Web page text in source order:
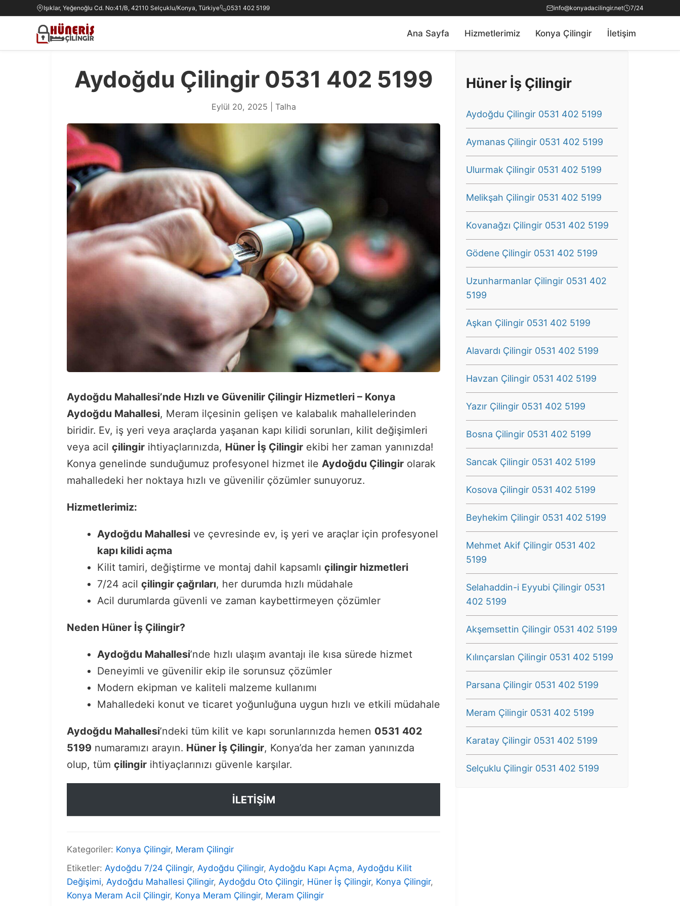
Işıklar, Yeğenoğlu Cd. No:41/B, 42110 Selçuklu/Konya, Türkiye 0531 402 5199 info@konyadacilingir.net 7/24
Ana Sayfa Hizmetlerimiz Konya Çilingir İletişim
Aydoğdu Çilingir 0531 402 5199
Eylül 20, 2025 | Talha
Aydoğdu Mahallesi’nde Hızlı ve Güvenilir Çilingir Hizmetleri – Konya
Aydoğdu Mahallesi, Meram ilçesinin gelişen ve kalabalık mahallelerinden
biridir. Ev, iş yeri veya araçlarda yaşanan kapı kilidi sorunları, kilit değişimleri
veya acil çilingir ihtiyaçlarınızda, Hüner İş Çilingir ekibi her zaman yanınızda!
Konya genelinde sunduğumuz profesyonel hizmet ile Aydoğdu Çilingir olarak
mahalledeki her noktaya hızlı ve güvenilir çözümler sunuyoruz.
Hizmetlerimiz:
Aydoğdu Mahallesi ve çevresinde ev, iş yeri ve araçlar için profesyonel
kapı kilidi açma
Kilit tamiri, değiştirme ve montaj dahil kapsamlı çilingir hizmetleri
7/24 acil çilingir çağrıları, her durumda hızlı müdahale
Acil durumlarda güvenli ve zaman kaybettirmeyen çözümler
Neden Hüner İş Çilingir?
Aydoğdu Mahallesi’nde hızlı ulaşım avantajı ile kısa sürede hizmet
Deneyimli ve güvenilir ekip ile sorunsuz çözümler
Modern ekipman ve kaliteli malzeme kullanımı
Mahalledeki konut ve ticaret yoğunluğuna uygun hızlı ve etkili müdahale
Aydoğdu Mahallesi’ndeki tüm kilit ve kapı sorunlarınızda hemen 0531 402
5199 numaramızı arayın. Hüner İş Çilingir, Konya’da her zaman yanınızda
olup, tüm çilingir ihtiyaçlarınızı güvenle karşılar.
İLETİŞİM
Kategoriler: Konya Çilingir, Meram Çilingir
Etiketler: Aydoğdu 7/24 Çilingir, Aydoğdu Çilingir, Aydoğdu Kapı Açma, Aydoğdu Kilit
Değişimi, Aydoğdu Mahallesi Çilingir, Aydoğdu Oto Çilingir, Hüner İş Çilingir, Konya Çilingir,
Konya Meram Acil Çilingir, Konya Meram Çilingir, Meram Çilingir
Hüner İş Çilingir
Aydoğdu Çilingir 0531 402 5199
Aymanas Çilingir 0531 402 5199
Uluırmak Çilingir 0531 402 5199
Melikşah Çilingir 0531 402 5199
Kovanağzı Çilingir 0531 402 5199
Gödene Çilingir 0531 402 5199
Uzunharmanlar Çilingir 0531 402
5199
Aşkan Çilingir 0531 402 5199
Alavardı Çilingir 0531 402 5199
Havzan Çilingir 0531 402 5199
Yazır Çilingir 0531 402 5199
Bosna Çilingir 0531 402 5199
Sancak Çilingir 0531 402 5199
Kosova Çilingir 0531 402 5199
Beyhekim Çilingir 0531 402 5199
Mehmet Akif Çilingir 0531 402
5199
Selahaddin-i Eyyubi Çilingir 0531
402 5199
Akşemsettin Çilingir 0531 402 5199
Kılınçarslan Çilingir 0531 402 5199
Parsana Çilingir 0531 402 5199
Meram Çilingir 0531 402 5199
Karatay Çilingir 0531 402 5199
Selçuklu Çilingir 0531 402 5199